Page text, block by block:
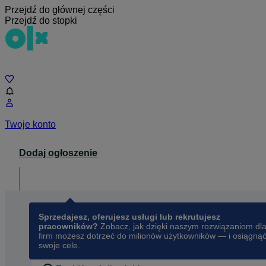
Przejdź do głównej części
Przejdź do stopki
Twoje konto
Dodaj ogłoszenie
Sprzedajesz, oferujesz usługi lub rekrutujesz
pracowników? Zobacz, jak dzięki naszym rozwiązaniom dla
firm możesz dotrzeć do milionów użytkowników — i osiągnąć
swoje cele.